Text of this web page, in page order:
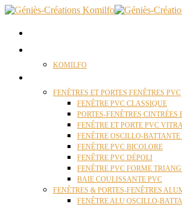
KOMILFO
FENÊTRES ET PORTES FENÊTRES PVC
FENÊTRE PVC CLASSIQUE
PORTES-FENÊTRES CINTRÉES
FENÊTRE ET PORTE PVC
FENÊTRE OSCILLO-BATTANTE
FENÊTRE PVC BICOLORE
FENÊTRE PVC DÉPOLI
FENÊTRE PVC FORME
BAIE COULISSANTE PVC
FENÊTRES & PORTES-FENÊTRES
FENÊTRE ALU OSCILLO-